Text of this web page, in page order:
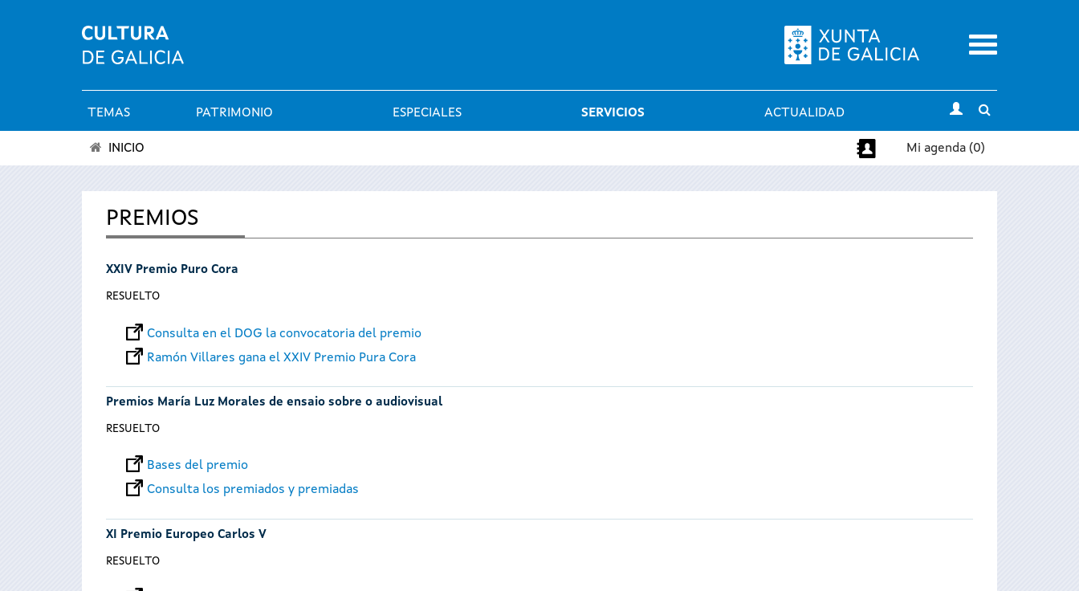
Menu
Menú
principal
TEMAS PATRIMONIO ESPECIALES SERVICIOS ACTUALIDAD
search
encuentra
aquí
INICIO Mi agenda (0)
PREMIOS
XXIV Premio Puro Cora
RESUELTO
Consulta en el DOG la convocatoria del premio
Ramón Villares gana el XXIV Premio Pura Cora
Premios María Luz Morales de ensaio sobre o audiovisual
RESUELTO
Bases del premio
Consulta los premiados y premiadas
XI Premio Europeo Carlos V
RESUELTO